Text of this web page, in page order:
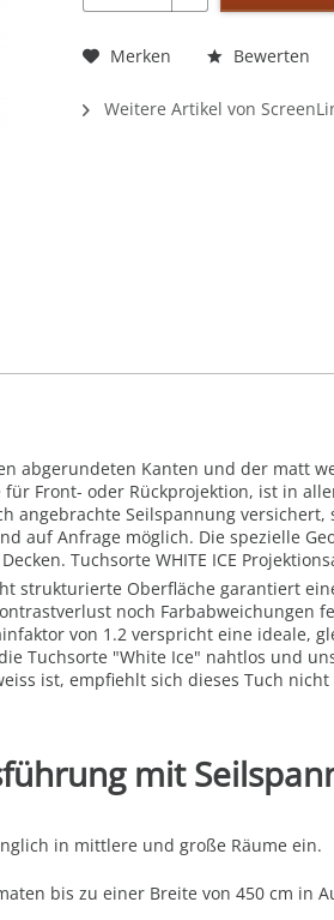
Merken Bewerten
Weitere Artikel von
abgerundeten Kanten und der matt
Front- oder Rückprojektion, ist in
angebrachte Seilspannung versichert,
auf Anfrage möglich. Die spezielle
Tuchsorte WHITE ICE
strukturierte Oberfläche garantiert
noch Farbabweichungen
von 1.2 verspricht eine ideale,
Tuchsorte "White Ice" nahtlos und
ist, empfiehlt sich dieses Tuch
mit
in mittlere und große Räume ein.
bis zu einer Breite von 450 cm in